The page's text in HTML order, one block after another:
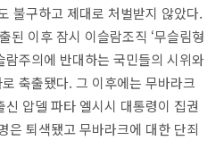
불구하고 제대로 처벌받지 않았다.
된 이후 잠시 이슬람조직 ‘무슬림형
람주의에 반대하는 국민들의 시위와
축출됐다. 그 이후에는 무바라크
압델 파타 엘시시 대통령이 집권
은 퇴색됐고 무바라크에 대한 단죄